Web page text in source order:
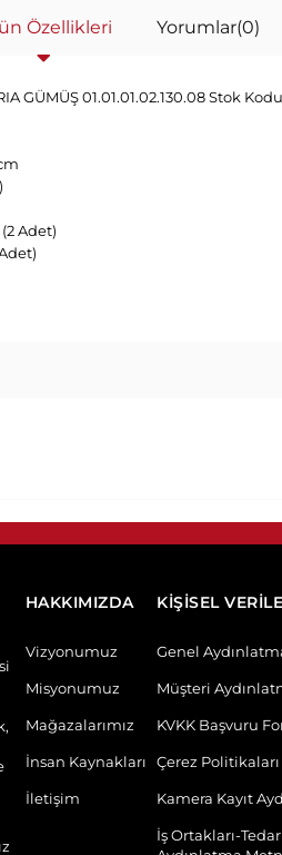
Özellikleri Yorumlar(0)
GÜMÜŞ 01.01.01.02.130.08 Stok
(2 Adet)
HAKKIMIZDA
Vizyonumuz
Misyonumuz
Mağazalarımız
İnsan Kaynakları
İletişim
KİŞİSEL
Genel
Müşteri
KVKK Başvuru
Çerez Politikaları
Kamera Kayıt
İş Ortakları-